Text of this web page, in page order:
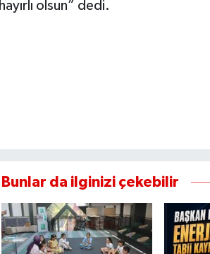
hayırlı olsun” dedi.
Bunlar da ilginizi çekebilir